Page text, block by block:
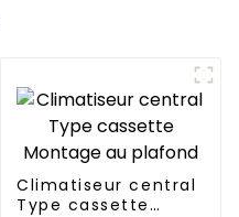
Climatiseur central
Type cassette